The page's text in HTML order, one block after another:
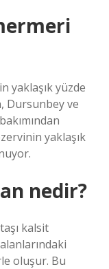
yaklaşık yüzde
Dursunbey ve
yaklaşık
nedir?
kalsit
oluşur. Bu